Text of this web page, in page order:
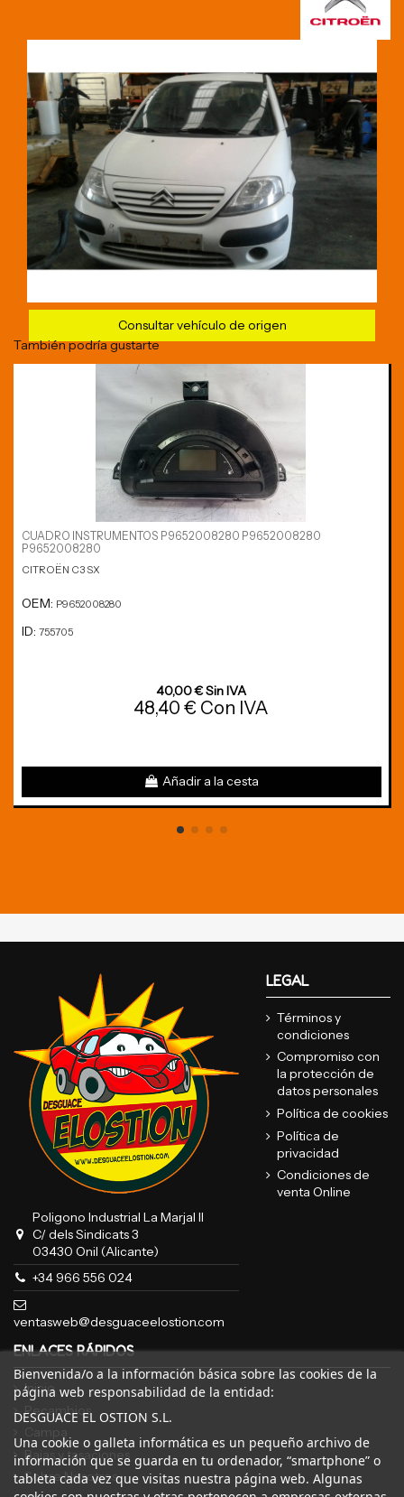
Consultar vehículo de origen
También podría gustarte
CUADRO INSTRUMENTOS P9652008280 P9652008280
P9652008280
CITROËN C3 SX
OEM: P9652008280
ID: 755705
40,00 € Sin IVA
48,40 € Con IVA
Añadir a la cesta
Poligono Industrial La Marjal II
C/ dels Sindicats 3
03430 Onil (Alicante)
+34 966 556 024
ventasweb@desguaceelostion.com
LEGAL
Términos y
condiciones
Compromiso con
la protección de
datos personales
Política de cookies
Política de
privacidad
Condiciones de
venta Online
ENLACES RÁPIDOS
Inicio
Recambios
Bajas y tasaciones
Sobre Nosotros
Bienvenida/o a la información básica sobre las cookies de la
página web responsabilidad de la entidad:
DESGUACE EL OSTION S.L.
Una cookie o galleta informática es un pequeño archivo de
información que se guarda en tu ordenador, “smartphone” o
tableta cada vez que visitas nuestra página web. Algunas